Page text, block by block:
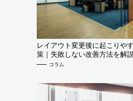
レイアウト変更後に起こりや
策｜失敗しない改善方法を解説
コラム